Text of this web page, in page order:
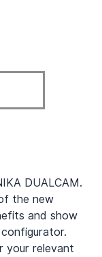
DUALCAM.
the new
and show
your relevant